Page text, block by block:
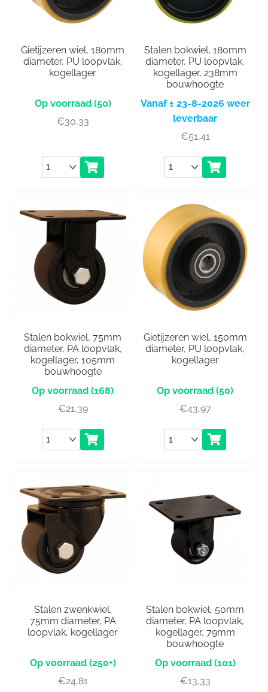
Gietijzeren wiel, 180mm
diameter, PU loopvlak,
kogellager
(50)
€30,33
Aantal
Stalen bokwiel, 180mm
diameter, PU loopvlak,
kogellager, 238mm
bouwhoogte
Vanaf ± 23-8-2026 weer
leverbaar
€51,41
Aantal
Stalen bokwiel, 75mm
diameter, PA loopvlak,
kogellager, 105mm
bouwhoogte
(168)
€21,39
Aantal
Gietijzeren wiel, 150mm
diameter, PU loopvlak,
kogellager
(50)
€43,97
Aantal
Stalen zwenkwiel,
75mm diameter, PA
loopvlak, kogellager
(250+)
€24,81
Stalen bokwiel, 50mm
diameter, PA loopvlak,
kogellager, 79mm
bouwhoogte
(101)
€13,33